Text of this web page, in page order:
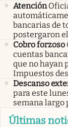
Atención
bancarias de
postergaron
Cobro forzoso
cuentas
que no hayan
Impuestos
Descanso
para este
semana largo
Últimas